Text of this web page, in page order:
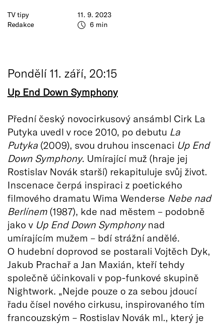
TV tipy
Redakce
11. 9. 2023
6 min
Pondělí 11. září, 20:15
Up End Down Symphony
Přední český novocirkusový ansámbl Cirk La
Putyka uvedl v roce 2010, po debutu La
Putyka (2009), svou druhou inscenaci Up End
Down Symphony. Umírající muž (hraje jej
Rostislav Novák starší) rekapituluje svůj život.
Inscenace čerpá inspiraci z poetického
filmového dramatu Wima Wenderse Nebe nad
Berlínem (1987), kde nad městem – podobně
jako v Up End Down Symphonynad
umírajícím mužem – bdí strážní andělé.
O hudební doprovod se postarali Vojtěch Dyk,
Jakub Prachař a Jan Maxián, kteří tehdy
společně účinkovali v pop-funkové skupině
Nightwork. „Nejde pouze o za sebou jdoucí
řadu čísel nového cirkusu, inspirovaného tím
francouzským – Rostislav Novák ml., který je